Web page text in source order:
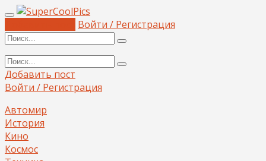
Войти / Регистрация
Добавить пост
Войти / Регистрация
Автомир
История
Кино
Космос